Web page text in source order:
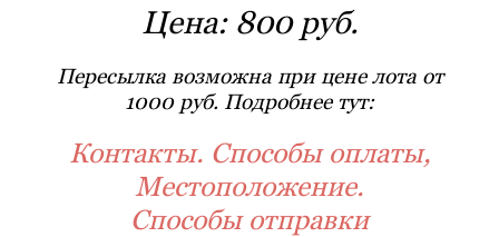
Цена: 800 руб.
Пересылка возможна при цене лота от
1000 руб. Подробнее тут:
Контакты. Способы оплаты,
Местоположение.
Способы отправки